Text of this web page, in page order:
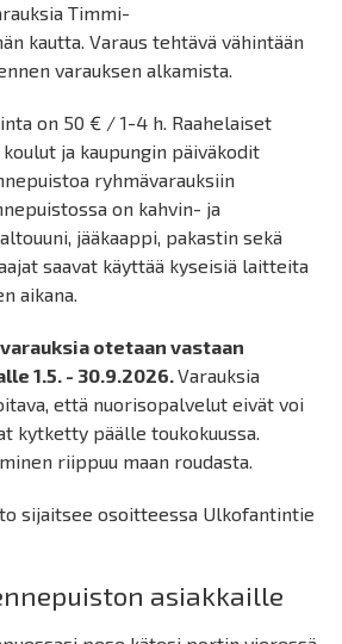
Timmi-
kautta. Varaus tehtävä vähintään
varauksen alkamista.
on 50 € / 1-4 h. Raahelaiset
ja kaupungin päiväkodit
ryhmävarauksiin
on kahvin- ja
jääkaappi, pakastin sekä
saavat käyttää kyseisiä laitteita
aikana.
otetaan vastaan
1.5. - 30.9.2026.Varauksia
että nuorisopalvelut eivät voi
kytketty päälle toukokuussa.
riippuu maan roudasta.
sijaitsee osoitteessa Ulkofantintie
asiakkaille